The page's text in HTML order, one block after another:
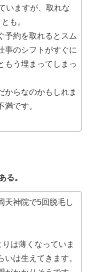
いますが、取れな
も。
予約を取れるとスム
事のシフトがすぐに
もう埋まってしまっ
からなのかもしれま
です。
る。
天神院で5回脱毛し
は薄くなっていま
は生えてきます。